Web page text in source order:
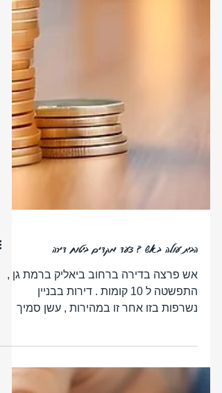
הבית עולה באש ? צעד מקדים ביטוח דירה
אש פרצה בדירה ברחוב ביאליק ברמת גן ,
התפשטה ל 10 קומות . דירות בבניין
נראה למרחוק , צוותי חילוץ...